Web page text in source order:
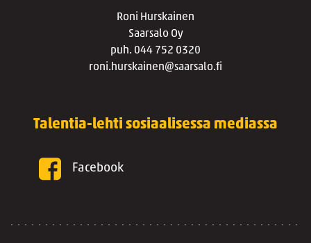
Roni Hurskainen
Saarsalo Oy
puh. 044 752 0320
roni.hurskainen@saarsalo.fi
Talentia-lehti sosiaalisessa mediassa
Facebook